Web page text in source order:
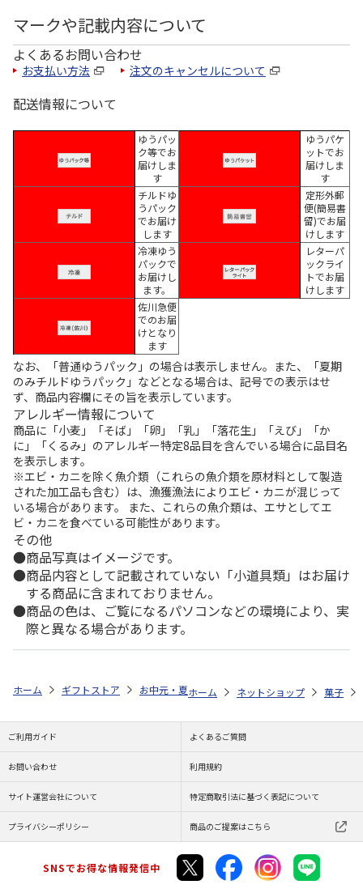
マークや記載内容について
よくあるお問い合わせ
お支払い方法 注文のキャンセルについて
配送情報について
ゆうパッ
ク等でお
届けしま
す
ゆうパケ
ットでお
届けしま
す
チルドゆ
うパック
でお届け
します
定形外郵
便(簡易書
留)でお届
けします
冷凍ゆう
パックで
お届けし
ます。
レターパ
ックライ
トでお届
けします
佐川急便
でのお届
けとなり
ます
なお、「普通ゆうパック」の場合は表示しません。また、「夏期
のみチルドゆうパック」などとなる場合は、記号での表示はせ
ず、商品内容欄にその旨を表示しています。
アレルギー情報について
商品に「小麦」「そば」「卵」「乳」「落花生」「えび」「か
に」「くるみ」のアレルギー特定8品目を含んでいる場合に品目名
を表示します。
※エビ・カニを除く魚介類（これらの魚介類を原材料として製造
された加工品も含む）は、漁獲漁法によりエビ・カニが混じって
いる場合があります。 また、これらの魚介類は、エサとしてエ
ビ・カニを食べている可能性があります。
その他
商品写真はイメージです。
商品内容として記載されていない「小道具類」はお届け
する商品に含まれておりません。
商品の色は、ご覧になるパソコンなどの環境により、実
際と異なる場合があります。
ホーム ギフトストア お中元・夏ギフト特集 2026 ゆうゆうギフト
ホーム ネットショップ 菓子
ご利用ガイド よくあるご質問
お問い合わせ 利用規約
サイト運営会社について 特定商取引法に基づく表記について
プライバシーポリシー 商品のご提案はこちら
SNSでお得な情報発信中